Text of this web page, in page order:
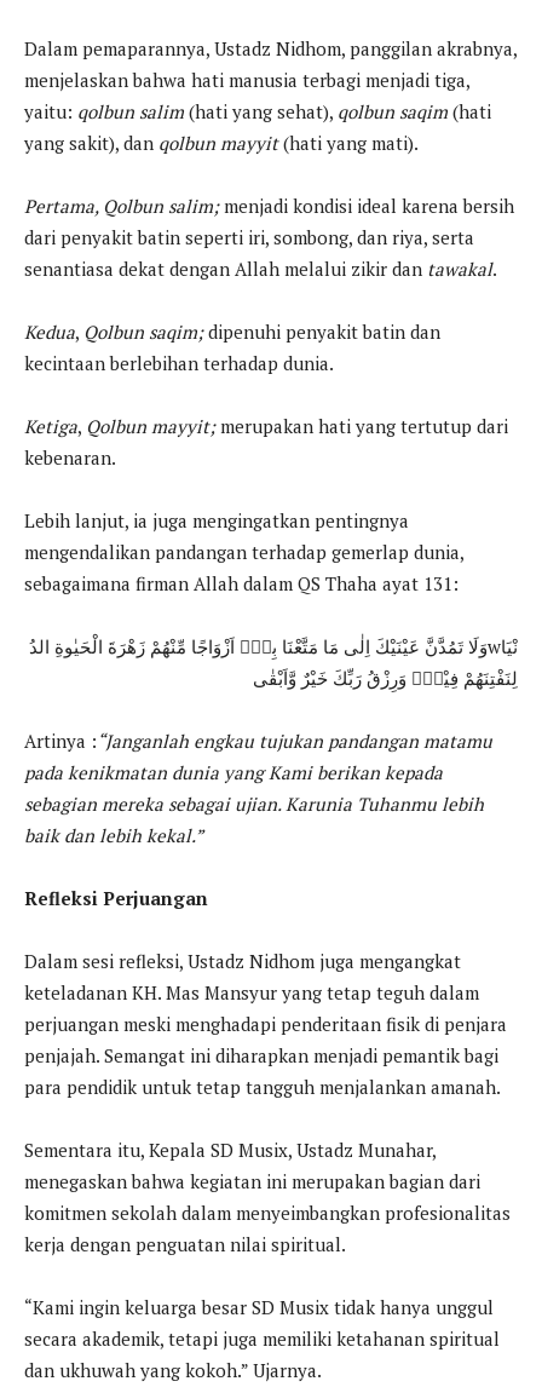
Dalam pemaparannya, Ustadz Nidhom, panggilan akrabnya,
menjelaskan bahwa hati manusia terbagi menjadi tiga,
yaitu: qolbun salim (hati yang sehat), qolbun saqim (hati
yang sakit), dan qolbun mayyit(hati yang mati).
Pertama, Qolbun salim;menjadi kondisi ideal karena bersih
dari penyakit batin seperti iri, sombong, dan riya, serta
senantiasa dekat dengan Allah melalui zikir dan tawakal.
Kedua, Qolbun saqim;dipenuhi penyakit batin dan
kecintaan berlebihan terhadap dunia.
Ketiga, Qolbun mayyit;merupakan hati yang tertutup dari
kebenaran.
Lebih lanjut, ia juga mengingatkan pentingnya
mengendalikan pandangan terhadap gemerlap dunia,
sebagaimana firman Allah dalam QS Thaha ayat 131:
وَلَا تَمُدَّنَّ عَيْنَيْكَ اِلٰى مَا مَتَّعْنَا بِهٖٓ اَزْوَاجًا مِّنْهُمْ زَهْرَةَ الْحَيٰوةِ الدُwنْيَا
لِنَفْتِنَهُمْ فِيْهِۗ وَرِزْقُ رَبِّكَ خَيْرٌ وَّاَبْقٰى
Artinya : “Janganlah engkau tujukan pandangan matamu
pada kenikmatan dunia yang Kami berikan kepada
sebagian mereka sebagai ujian. Karunia Tuhanmu lebih
baik dan lebih kekal.”
Refleksi Perjuangan
Dalam sesi refleksi, Ustadz Nidhom juga mengangkat
keteladanan KH. Mas Mansyur yang tetap teguh dalam
perjuangan meski menghadapi penderitaan fisik di penjara
penjajah. Semangat ini diharapkan menjadi pemantik bagi
para pendidik untuk tetap tangguh menjalankan amanah.
Sementara itu, Kepala SD Musix, Ustadz Munahar,
menegaskan bahwa kegiatan ini merupakan bagian dari
komitmen sekolah dalam menyeimbangkan profesionalitas
kerja dengan penguatan nilai spiritual.
“Kami ingin keluarga besar SD Musix tidak hanya unggul
secara akademik, tetapi juga memiliki ketahanan spiritual
dan ukhuwah yang kokoh.” Ujarnya.